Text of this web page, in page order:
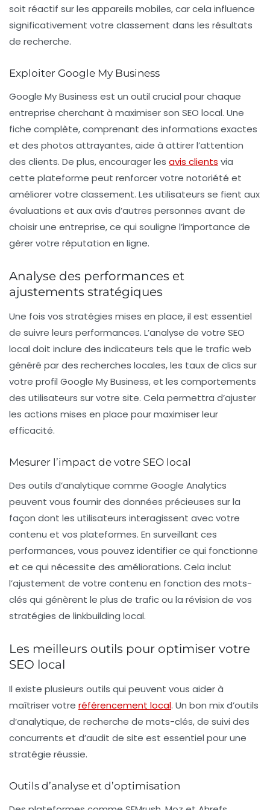
soit réactif sur les appareils mobiles, car cela influence
significativement votre classement dans les résultats
de recherche.
Exploiter Google My Business
Google My Business est un outil crucial pour chaque
entreprise cherchant à maximiser son SEO local. Une
fiche complète, comprenant des informations exactes
et des photos attrayantes, aide à attirer l’attention
des clients. De plus, encourager les avis clients via
cette plateforme peut renforcer votre notoriété et
améliorer votre classement. Les utilisateurs se fient aux
évaluations et aux avis d’autres personnes avant de
choisir une entreprise, ce qui souligne l’importance de
gérer votre réputation en ligne.
Analyse des performances et
ajustements stratégiques
Une fois vos stratégies mises en place, il est essentiel
de suivre leurs performances. L’analyse de votre SEO
local doit inclure des indicateurs tels que le trafic web
généré par des recherches locales, les taux de clics sur
votre profil Google My Business, et les comportements
des utilisateurs sur votre site. Cela permettra d’ajuster
les actions mises en place pour maximiser leur
efficacité.
Mesurer l’impact de votre SEO local
Des outils d’analytique comme Google Analytics
peuvent vous fournir des données précieuses sur la
façon dont les utilisateurs interagissent avec votre
contenu et vos plateformes. En surveillant ces
performances, vous pouvez identifier ce qui fonctionne
et ce qui nécessite des améliorations. Cela inclut
l’ajustement de votre contenu en fonction des mots-
clés qui génèrent le plus de trafic ou la révision de vos
stratégies de linkbuilding local.
Les meilleurs outils pour optimiser votre
SEO local
Il existe plusieurs outils qui peuvent vous aider à
maîtriser votre référencement local. Un bon mix d’outils
d’analytique, de recherche de mots-clés, de suivi des
concurrents et d’audit de site est essentiel pour une
stratégie réussie.
Outils d’analyse et d’optimisation